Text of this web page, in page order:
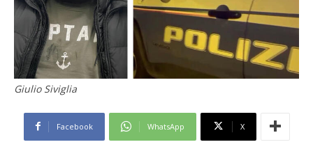
Giulio Siviglia
Facebook WhatsApp X